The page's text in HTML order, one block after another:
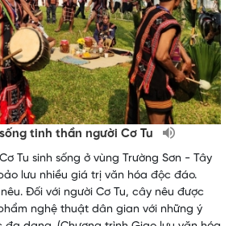
tinh thần người Cơ Tu
Tu sinh sống ở vùng Trường Sơn - Tây
lưu nhiều giá trị văn hóa độc đáo.
Đối với người Cơ Tu, cây nêu được
nghệ thuật dân gian với những ý